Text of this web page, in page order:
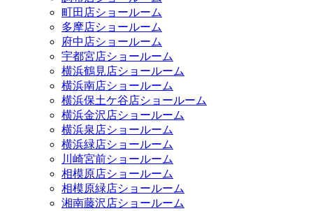
町田店ショールーム
多摩店ショールーム
府中店ショールーム
宇都宮店ショールーム
横浜鶴見店ショールーム
横浜南店ショールーム
横浜保土ケ谷店ショールーム
横浜金沢店ショールーム
横浜泉店ショールーム
横浜緑店ショールーム
川崎宮前ショールーム
相模原店ショールーム
相模原緑店ショールーム
湘南藤沢店ショールーム